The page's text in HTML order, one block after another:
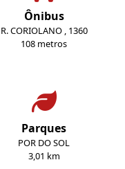
Ônibus
R. CORIOLANO , 1360
108 metros
Parques
POR DO SOL
3,01 km